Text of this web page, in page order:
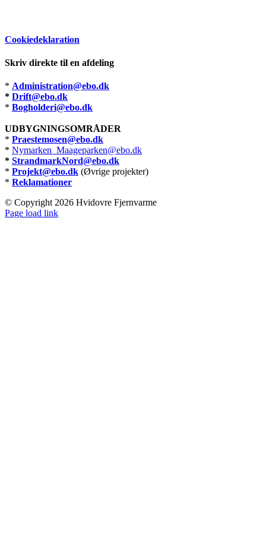
Cookiedeklaration
Skriv direkte til en afdeling
* Administration@ebo.dk
* Drift@ebo.dk
* Bogholderi@ebo.dk
UDBYGNINGSOMRÅDER
* Praestemosen@ebo.dk
* Nymarken_Maageparken@ebo.dk
* StrandmarkNord@ebo.dk
* Projekt@ebo.dk (Øvrige projekter)
* Reklamationer
© Copyright 2026 Hvidovre Fjernvarme
Facebook
X
Instagram
Pinterest
Page load link